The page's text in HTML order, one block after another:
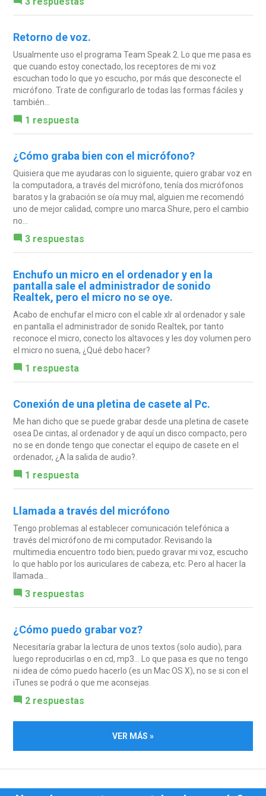
Retorno de voz.
Usualmente uso el programa Team Speak 2. Lo que me pasa es
que cuando estoy conectado, los receptores de mi voz
escuchan todo lo que yo escucho, por más que desconecte el
micrófono. Trate de configurarlo de todas las formas fáciles y
también...
1 respuesta
¿Cómo graba bien con el micrófono?
Quisiera que me ayudaras con lo siguiente, quiero grabar voz en
la computadora, a través del micrófono, tenía dos micrófonos
baratos y la grabación se oía muy mal, alguien me recomendó
uno de mejor calidad, compre uno marca Shure, pero el cambio
no...
3 respuestas
Enchufo un micro en el ordenador y en la
pantalla sale el administrador de sonido
Realtek, pero el micro no se oye.
Acabo de enchufar el micro con el cable xlr al ordenador y sale
en pantalla el administrador de sonido Realtek, por tanto
reconoce el micro, conecto los altavoces y les doy volumen pero
el micro no suena, ¿Qué debo hacer?
1 respuesta
Conexión de una pletina de casete al Pc.
Me han dicho que se puede grabar desde una pletina de casete
osea De cintas, al ordenador y de aquí un disco compacto, pero
no se en donde tengo que conectar el equipo de casete en el
ordenador, ¿A la salida de audio?.
1 respuesta
Llamada a través del micrófono
Tengo problemas al establecer comunicación telefónica a
través del micrófono de mi computador. Revisando la
multimedia encuentro todo bien; puedo gravar mi voz, escucho
lo que hablo por los auriculares de cabeza, etc. Pero al hacer la
llamada...
3 respuestas
¿Cómo puedo grabar voz?
Necesitaría grabar la lectura de unos textos (solo audio), para
luego reproducirlas o en cd, mp3... Lo que pasa es que no tengo
ni idea de cómo puedo hacerlo (es un Mac OS X), no se si con el
iTunes se podrá o que me aconsejas.
2 respuestas
VER MÁS »